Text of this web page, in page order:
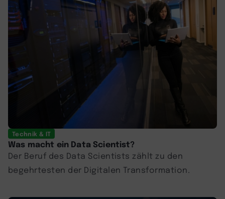
Technik & IT
Was macht ein Data Scientist?
Der Beruf des Data Scientists zählt zu den
begehrtesten der Digitalen Transformation.